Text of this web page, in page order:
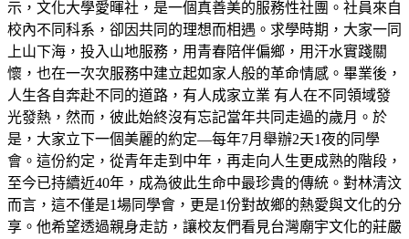
示，文化大學愛暉社，是一個真善美的服務性社團。社員來自
校內不同科系，卻因共同的理想而相遇。求學時期，大家一同
上山下海，投入山地服務，用青春陪伴偏鄉，用汗水實踐關
懷，也在一次次服務中建立起如家人般的革命情感。畢業後，
人生各自奔赴不同的道路，有人成家立業 有人在不同領域發
光發熱，然而，彼此始終沒有忘記當年共同走過的歲月。於
是，大家立下一個美麗的約定—每年7月舉辦2天1夜的同學
會。這份約定，從青年走到中年，再走向人生更成熟的階段，
至今已持續近40年，成為彼此生命中最珍貴的傳統。對林清汶
而言，這不僅是1場同學會，更是1份對故鄉的熱愛與文化的分
享。他希望透過親身走訪，讓校友們看見台灣廟宇文化的莊嚴